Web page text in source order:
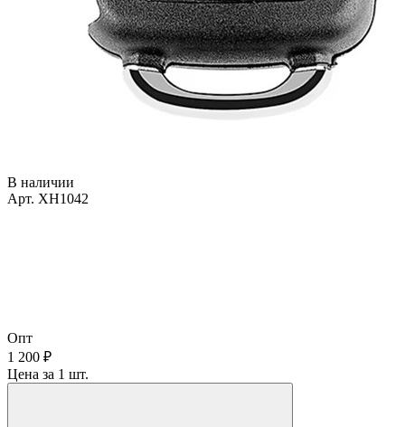
В наличии
Арт. XH1042
Опт
1 200 ₽
Цена за 1 шт.